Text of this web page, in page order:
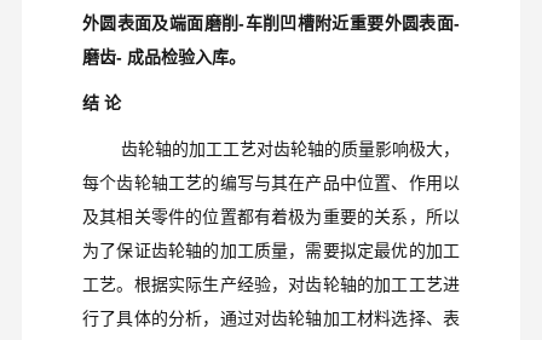
外圆表面及端面磨削-车削凹槽附近重要外圆表面-
磨齿- 成品检验入库。
结 论
齿轮轴的加工工艺对齿轮轴的质量影响极大，
每个齿轮轴工艺的编写与其在产品中位置、作用以
及其相关零件的位置都有着极为重要的关系，所以
为了保证齿轮轴的加工质量，需要拟定最优的加工
工艺。根据实际生产经验，对齿轮轴的加工工艺进
行了具体的分析，通过对齿轮轴加工材料选择、表